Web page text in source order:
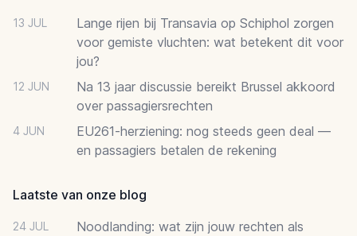
13 JUL
Lange rijen bij Transavia op Schiphol zorgen
voor gemiste vluchten: wat betekent dit voor
jou?
12 JUN
Na 13 jaar discussie bereikt Brussel akkoord
over passagiersrechten
4 JUN
EU261-herziening: nog steeds geen deal —
en passagiers betalen de rekening
Laatste van onze blog
24 JUL
Noodlanding: wat zijn jouw rechten als